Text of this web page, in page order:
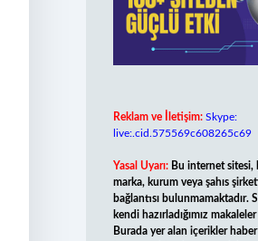
Reklam ve İletişim: Skype:
live:.cid.575569c608265c69
Yasal Uyarı: Bu internet sitesi,
marka, kurum veya şahıs
bağlantısı bulunmamaktadır.
kendi hazırladığımız
Burada yer alan içerikler